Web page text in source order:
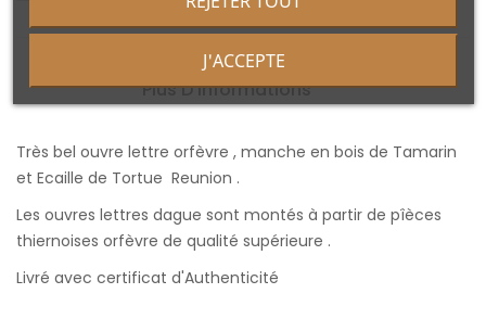
Plus D'informations
Très bel ouvre lettre orfèvre , manche en bois de Tamarin
et Ecaille de Tortue Reunion .
Les ouvres lettres dague sont montés à partir de pîèces
thiernoises orfèvre de qualité supérieure .
Livré avec certificat d'Authenticité
J'ACCEPTE